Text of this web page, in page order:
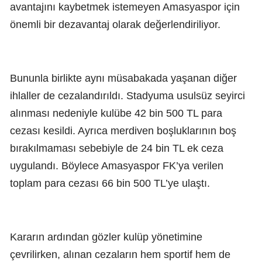
avantajını kaybetmek istemeyen Amasyaspor için
önemli bir dezavantaj olarak değerlendiriliyor.
Bununla birlikte aynı müsabakada yaşanan diğer
ihlaller de cezalandırıldı. Stadyuma usulsüz seyirci
alınması nedeniyle kulübe 42 bin 500 TL para
cezası kesildi. Ayrıca merdiven boşluklarının boş
bırakılmaması sebebiyle de 24 bin TL ek ceza
uygulandı. Böylece Amasyaspor FK’ya verilen
toplam para cezası 66 bin 500 TL’ye ulaştı.
Kararın ardından gözler kulüp yönetimine
çevrilirken, alınan cezaların hem sportif hem de